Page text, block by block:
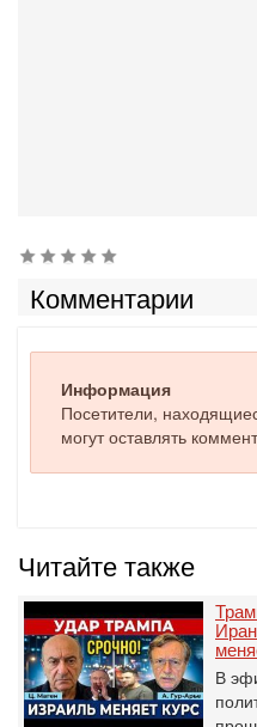
Комментарии
Информация
Посетители,
могут оставлять
Читайте также
В